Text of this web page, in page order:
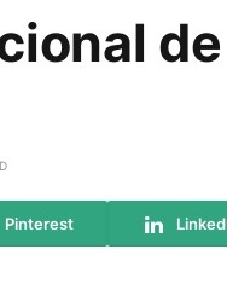
Pinterest